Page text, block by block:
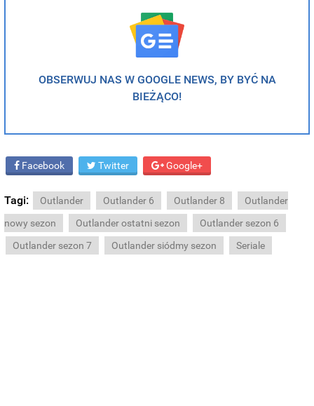
OBSERWUJ NAS W GOOGLE NEWS, BY BYĆ NA
BIEŻĄCO!
Facebook Twitter Google+
Tagi: Outlander Outlander 6 Outlander 8
Outlander
nowy sezon
Outlander ostatni sezon
Outlander sezon 6
Outlander sezon 7
Outlander siódmy sezon Seriale